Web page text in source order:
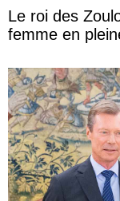
Le roi des
femme en